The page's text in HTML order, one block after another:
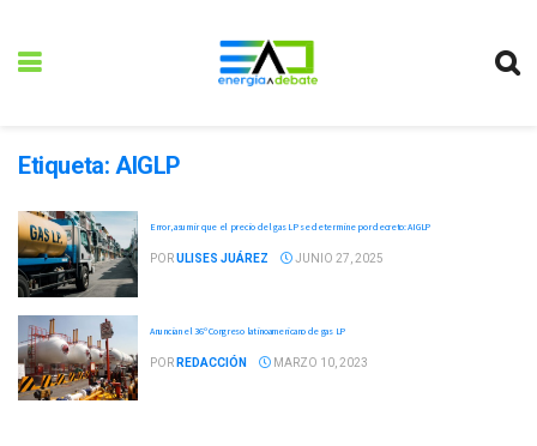
Etiqueta: AIGLP
Error, asumir que el precio del gas LP se determine por decreto: AIGLP
PORULISES JUÁREZ JUNIO 27, 2025
Anuncian el 36º Congreso latinoamericano de gas LP
POR REDACCIÓN MARZO 10, 2023